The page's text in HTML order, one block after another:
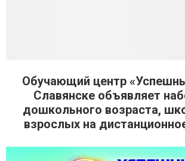
Обучающий центр
Славянске объявляет
дошкольного возраста,
взрослых на